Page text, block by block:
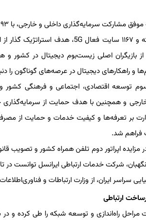
اصلی زیست‌بوم دیجیتال در کشور و
و راهکارهای دیجیتال در عرصه‌های گوناگون را
و همچنین با هدف حمایت از
تعرفه‌ها و کیفیت خدمات و حمایت از
فراهم شد.
اپراتور دوم تلفن همراه کشور و تصویب
ارتباطی